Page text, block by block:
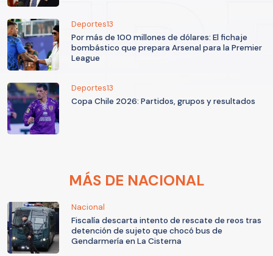
Deportes13
Por más de 100 millones de dólares: El fichaje
bombástico que prepara Arsenal para la Premier
League
Deportes13
Copa Chile 2026: Partidos, grupos y resultados
MÁS DE NACIONAL
Nacional
Fiscalía descarta intento de rescate de reos tras
detención de sujeto que chocó bus de
Gendarmería en La Cisterna